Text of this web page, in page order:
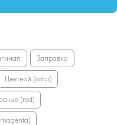
Заправка
Цветной (color)
(red)